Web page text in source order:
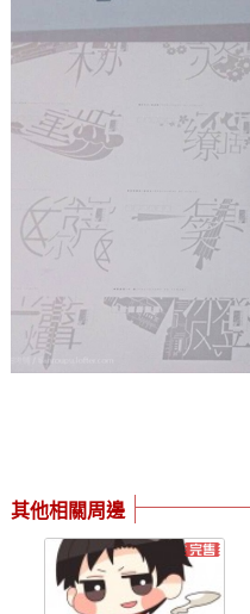
其他相關周邊